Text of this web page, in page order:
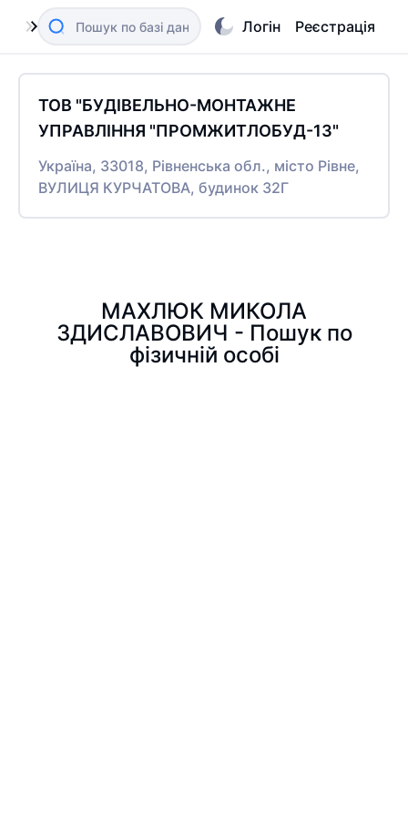
Логін Реєстрація
ТОВ "БУДІВЕЛЬНО-МОНТАЖНЕ
УПРАВЛІННЯ "ПРОМЖИТЛОБУД-13"
Україна, 33018, Рівненська обл., місто Рівне,
ВУЛИЦЯ КУРЧАТОВА, будинок 32Г
МАХЛЮК МИКОЛА
ЗДИСЛАВОВИЧ - Пошук по
фізичній особі